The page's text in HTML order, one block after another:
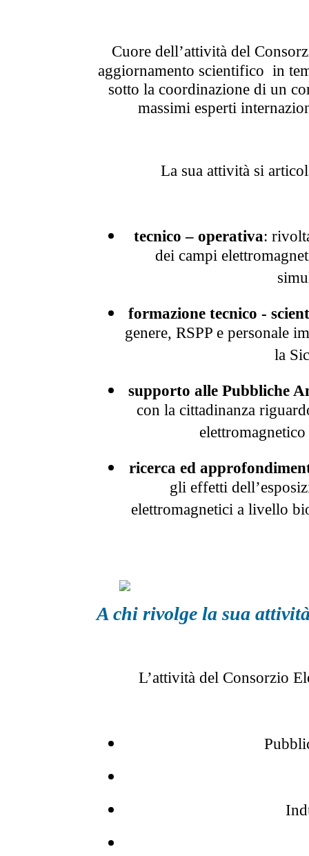
Cuore dell’attività del
aggiornamento scientifico in
sotto la coordinazione di un
massimi esperti
La sua attività si
tecnico – operativa:
dei campi
formazione tecnico -
genere, RSPP e personale
la
supporto alle Pubbliche
con la cittadinanza
ricerca ed
gli effetti
elettromagnetici a livello
A chi rivolge la sua
L’attività del Consorzio